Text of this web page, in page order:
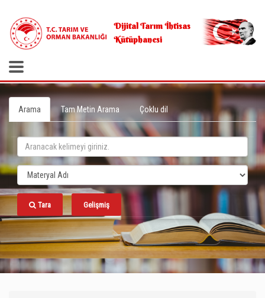
Dijital Tarım İhtisas
Kütüphanesi
Arama Tam Metin Arama Çoklu dil
Tara Gelişmiş